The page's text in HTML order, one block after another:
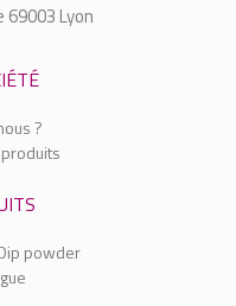
Lyon
?
powder